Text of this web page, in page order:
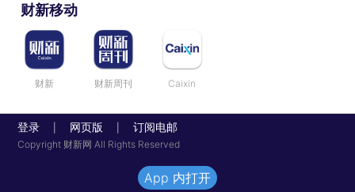
财新移动
财新 财新周刊 Caixin
登录 网页版 订阅电邮
Copyright 财新网 All Rights Reserved
App 内打开